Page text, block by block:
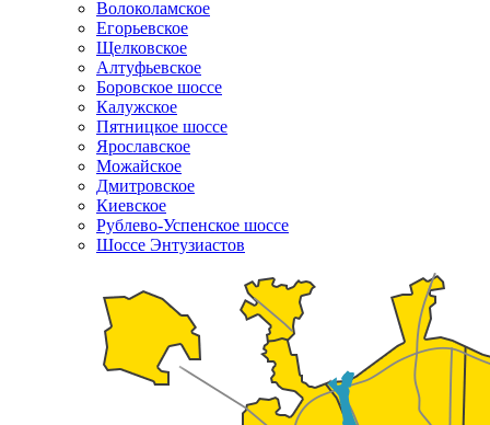
Волоколамское
Егорьевское
Щелковское
Алтуфьевское
Боровское шоссе
Калужское
Пятницкое шоссе
Ярославское
Можайское
Дмитровское
Киевское
Рублево-Успенское шоссе
Шоссе Энтузиастов